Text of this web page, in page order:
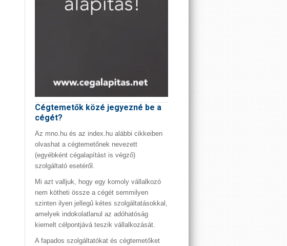
Cégtemetők közé jegyezné be a
cégét?
Az mno.hu és az index.hu alábbi cikkeiben
olvashat a cégtemetőnek nevezett
(egyébként cégalapítást is végző)
szolgáltató esetéről.
Mi azt valljuk, hogy egy komoly vállalkozó
nem kötheti össze a cégét semmilyen
szinten ilyen jellegű kétes szolgáltatásokkal,
amelyek indokolatlanul az adóhatóság
kiemelt célpontjává teszik vállalkozását.
A fapados szolgáltatókat és cégtemetőket